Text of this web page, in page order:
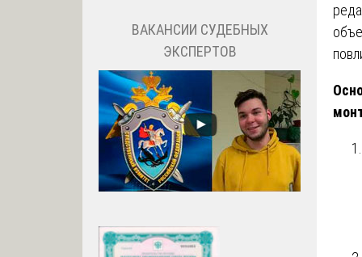
ВАКАНСИИ СУДЕБНЫХ
ЭКСПЕРТОВ